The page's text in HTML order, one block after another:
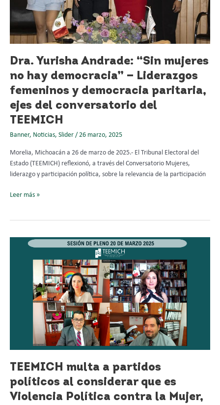
Dra. Yurisha Andrade: “Sin mujeres
no hay democracia” — Liderazgos
femeninos y democracia paritaria,
ejes del conversatorio del
TEEMICH
Banner, Noticias, Slider / 26 marzo, 2025
Morelia, Michoacán a 26 de marzo de 2025.- El Tribunal Electoral del
Estado (TEEMICH) reflexionó, a través del Conversatorio Mujeres,
liderazgo y participación política, sobre la relevancia de la participación
Liderazgos
femeninos
democracia
ejes
conversatorio
del
TEEMICH
Leer más »
TEEMICH multa a partidos
políticos al considerar que es
Violencia Política contra la Mujer,
TEEMICH
Política
contra
la
Mujer,
no